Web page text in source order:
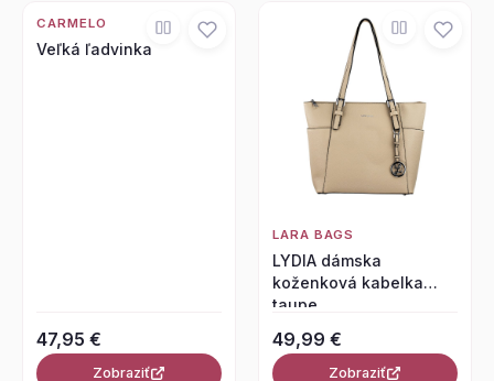
CARMELO
Veľká ľadvinka
47,95 €
Zobraziť
LARA BAGS
LYDIA dámska
koženková kabelka
taupe
49,99 €
Zobraziť